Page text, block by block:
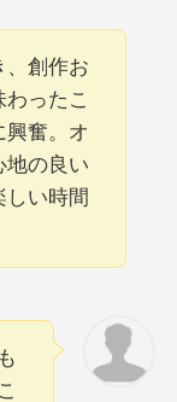
、創作お
ったこ
興奮。オ
地の良い
しい時間